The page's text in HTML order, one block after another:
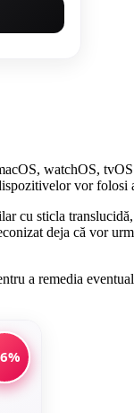
watchOS,
vor folosi
cu sticla
deja că vor
a remedia